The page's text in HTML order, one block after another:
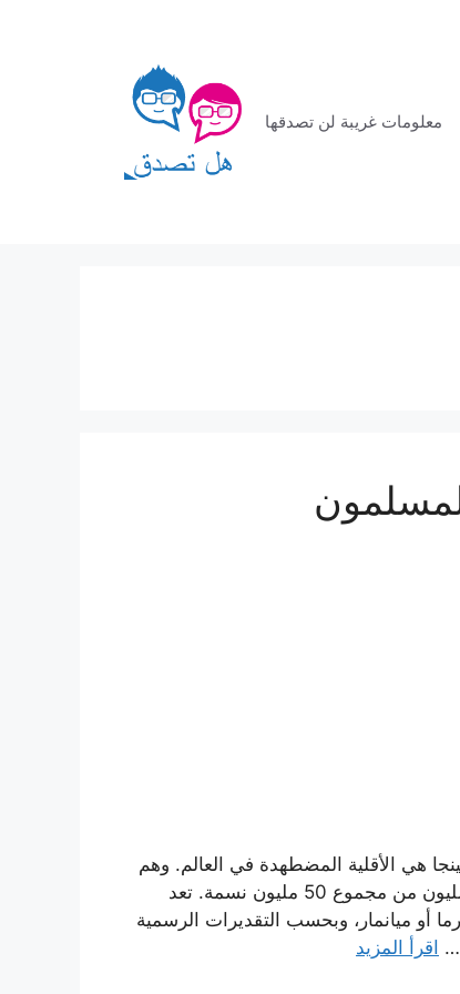
معلومات غريبة لن تصدقها
هي الأقلية المضطهدة في العالم. وهم
مجموعة عرقية مسلمة في معظم البلاد البوذية وتشكل حوالي مليون من مجموع 50 مليون نسمة. تعد
أو ميانمار، وبحسب التقديرات الرسمية
اقرأ المزيد